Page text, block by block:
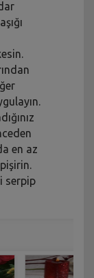
en az
serpip